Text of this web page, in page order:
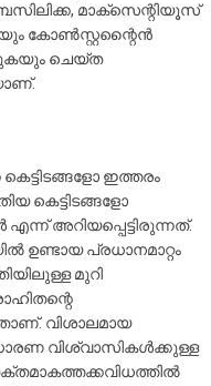
മാക്‌സെന്റിയൂസ്
കോണ്‍സ്റ്റന്റൈന്‍
ചെയ്ത
ഇത്തരം
കെട്ടിടങ്ങളോ
അറിയപ്പെട്ടിരുന്നത്.
ഉണ്ടായ പ്രധാനമാറ്റം
മുറി
വിശാലമായ
വിശ്വാസികള്‍ക്കുള്ള